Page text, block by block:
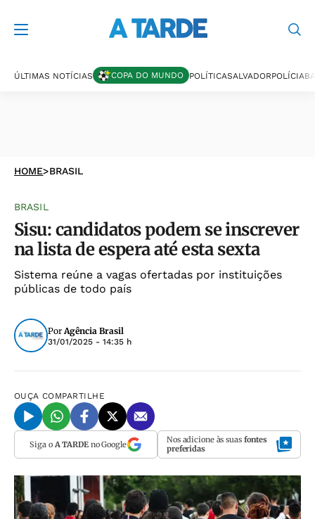
ÚLTIMAS NOTÍCIAS COPA DO MUNDO POLÍTICASALVADORPOLÍCIA
HOME>BRASIL
BRASIL
Sisu: candidatos podem se inscrever
na lista de espera até esta sexta
Sistema reúne a vagas ofertadas por instituições
públicas de todo país
PorAgência Brasil
31/01/2025 - 14:35 h
OUÇA COMPARTILHE
Siga o A TARDEno Google Nos adicione às suas fontes
preferidas